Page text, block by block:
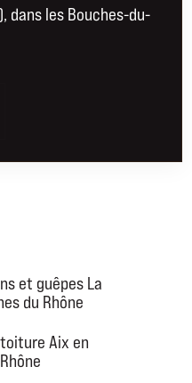
dans les Bouches-du-
et guêpes La
du Rhône
Aix en